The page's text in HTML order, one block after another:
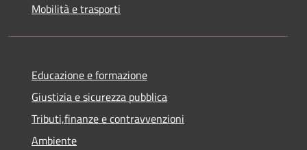
Mobilità e trasporti
Educazione e formazione
Giustizia e sicurezza pubblica
Tributi,finanze e contravvenzioni
Ambiente